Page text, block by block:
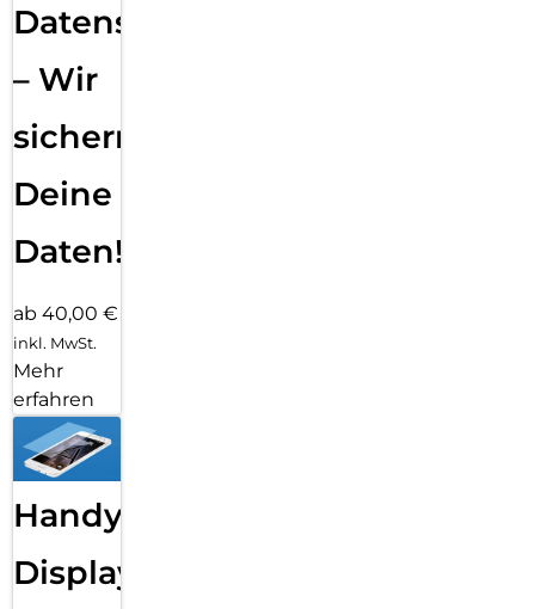
Datensicherung
– Wir
sichern
Deine
Daten!
ab 40,00 €
inkl. MwSt.
Mehr
erfahren
Handy
Displayfolie